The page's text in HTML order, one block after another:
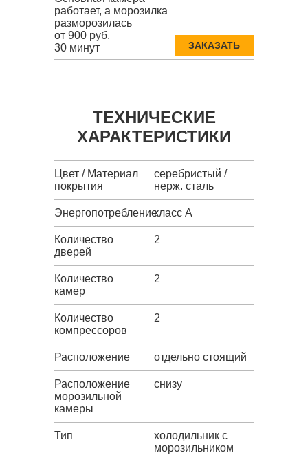
работает, а морозилка
разморозилась
от 900 руб.
30 минут
ЗАКАЗАТЬ
ТЕХНИЧЕСКИЕ
ХАРАКТЕРИСТИКИ
Цвет / Материал
покрытия
серебристый /
нерж. сталь
Энергопотреблениекласс A
Количество
дверей
2
Количество
камер
2
Количество
компрессоров
2
Расположение отдельно стоящий
Расположение
морозильной
камеры
снизу
Тип
холодильник с
морозильником